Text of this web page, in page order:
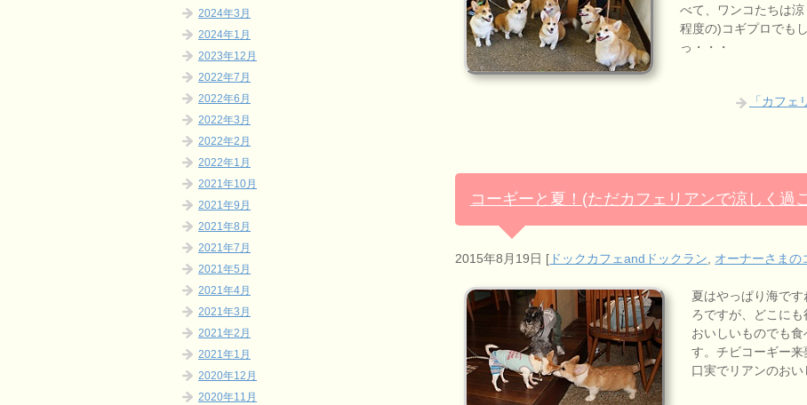
べて、ワンコたちは
程度の)コギプロでも
っ・・・
「カフ
コーギーと夏！(ただカフェリアンで涼しく過
2015年8月19日 [ ドックカフェandドックラン オーナーさまの
夏はやっぱり海で
ろですが、どこに
おいしいものでも
す。チビコーギー
口実でリアンのおい
2024年3月
2024年1月
2023年12月
2022年7月
2022年6月
2022年3月
2022年2月
2022年1月
2021年10月
2021年9月
2021年8月
2021年7月
2021年5月
2021年4月
2021年3月
2021年2月
2021年1月
2020年12月
2020年11月